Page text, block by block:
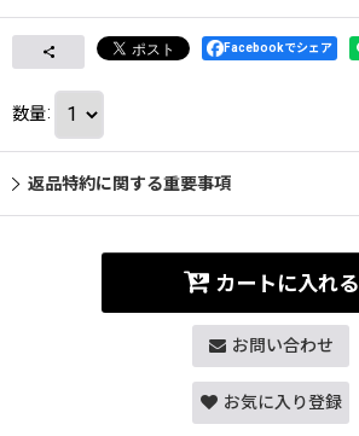
Facebookでシェア
数量:
返品特約に関する重要事項
カートに入れる
お問い合わせ
お気に入り登録